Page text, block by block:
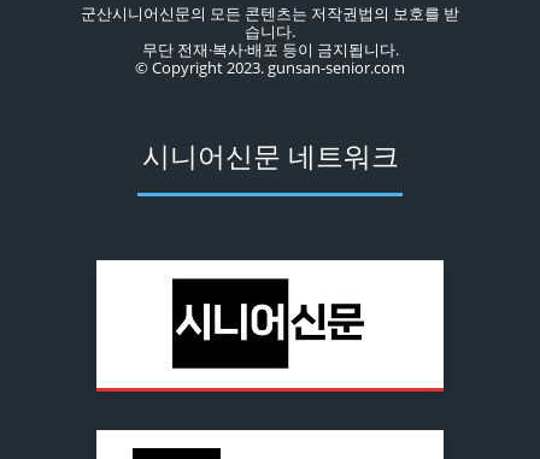
군산시니어신문의 모든 콘텐츠는 저작권법의 보호를 받
습니다.
무단 전재·복사·배포 등이 금지됩니다.
© Copyright 2023. gunsan-senior.com
시니어신문 네트워크